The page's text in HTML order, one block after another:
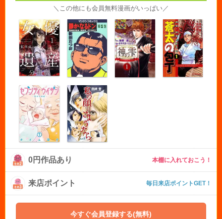
＼この他にも会員無料漫画がいっぱい／
0円作品あり 本棚に入れておこう！
来店ポイント 毎日来店ポイントGET！
今すぐ会員登録する(無料)